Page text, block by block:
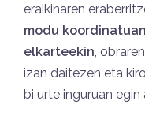
eraikinaren
modu
elkarteekin,
izan daitezen eta
bi urte inguruan egin